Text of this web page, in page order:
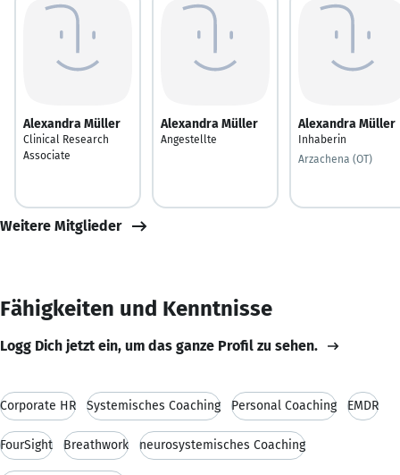
Alexandra Müller
Clinical Research
Associate
Alexandra Müller
Angestellte
Alexandra Müller
Inhaberin
Arzachena (OT)
Weitere Mitglieder
Fähigkeiten und Kenntnisse
Logg Dich jetzt ein, um das ganze Profil zu sehen.
Corporate HR Systemisches Coaching Personal Coaching EMDR
FourSight Breathwork neurosystemisches Coaching